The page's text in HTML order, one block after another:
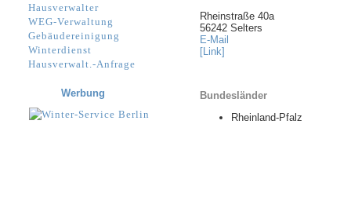
Rheinstraße 40a
56242 Selters
E-Mail
[Link]
Bundesländer
Rheinland-Pfalz
Hausverwalter
WEG-Verwaltung
Gebäudereinigung
Winterdienst
Hausverwalt.-Anfrage
Werbung